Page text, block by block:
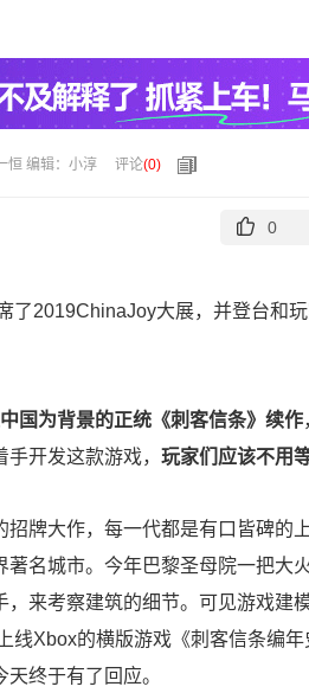
恒 编辑：小淳 评论(0)
0
了2019ChinaJoy大展，并登台和
国为背景的正统《刺客信条》续作
开发这款游戏， 玩家们应该不用
招牌大作，每一代都是有口皆碑的
名城市。今年巴黎圣母院一把大
来考察建筑的细节。可见游戏建
线Xbox的横版游戏《刺客信条编
终于有了回应。